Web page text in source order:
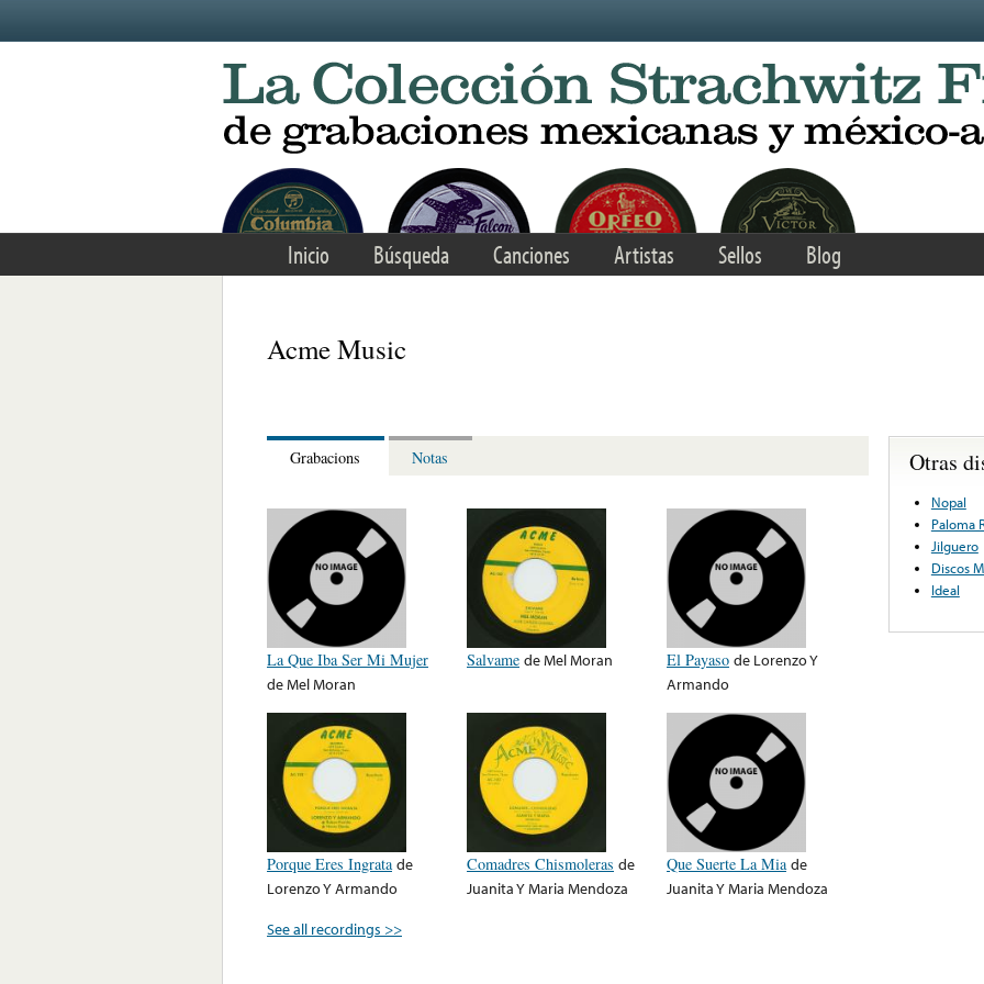
Inicio Búsqueda Canciones Artistas Sellos Blog
Acme Music
Grabacions Notas
La Que Iba Ser Mi Mujer
deMel Moran
Salvame deMel Moran El Payaso de Lorenzo Y
Armando
Porque Eres Ingrata de
Lorenzo Y Armando
Comadres Chismoleras de
Juanita Y Maria Mendoza
Que Suerte La Mia de
Juanita Y Maria Mendoza
See all recordings >>
Otras
Nopal
Paloma
Jilguero
Discos
Ideal